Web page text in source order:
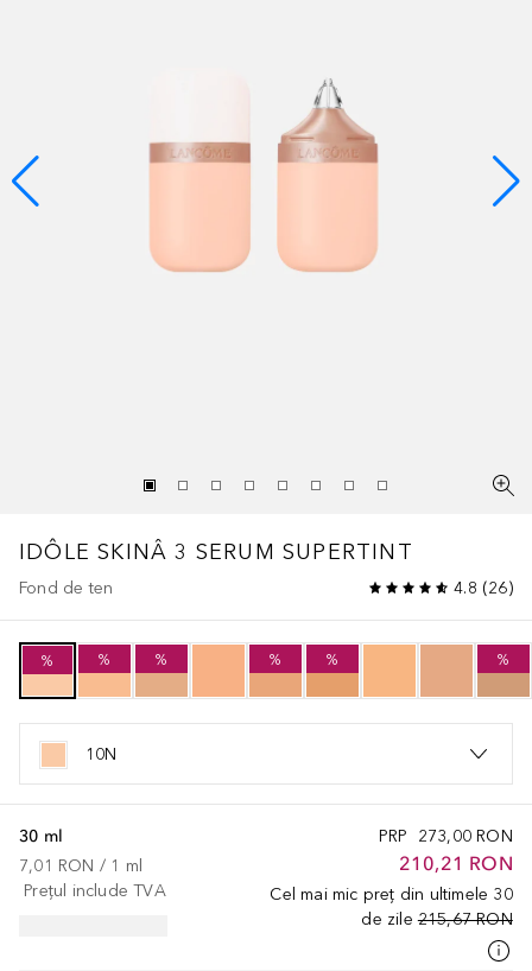
IDÔLE SKINÂ 3 SERUM SUPERTINT
Fond de ten 4.8 (26)
% % % % % %
10N
PRP 273,00 RON
210,21 RON
Cel mai mic preț din ultimele 30
de zile 215,67 RON
30 ml
7,01 RON / 1 ml
Prețul include TVA